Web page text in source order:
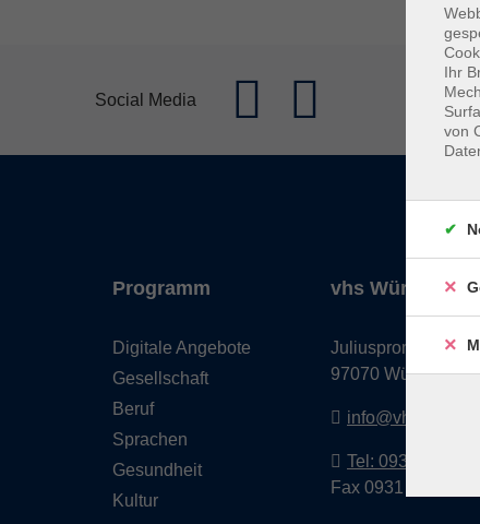
Social Media
Programm
Digitale Angebote
Gesellschaft
Beruf
Sprachen
Gesundheit
Kultur
vhs Würzburg &
Juliuspromenade
97070 Würzburg
info@vhs-
Tel: 0931 35593 0
Fax 0931 35593-20
Ihr
von